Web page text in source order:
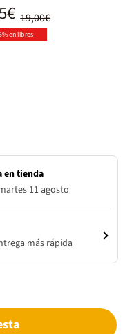
19,00€
en libros
en tienda
11 agosto
más rápida